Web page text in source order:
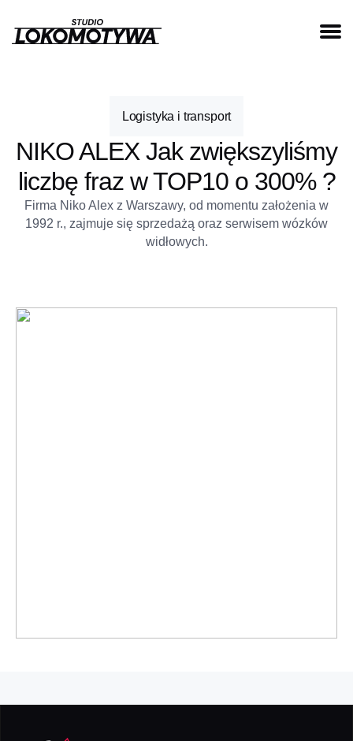
Logistyka i transport
NIKO ALEX Jak zwiększyliśmy
liczbę fraz w TOP10 o 300% ?
Firma Niko Alex z Warszawy, od momentu założenia w
1992 r., zajmuje się sprzedażą oraz serwisem wózków
widłowych.